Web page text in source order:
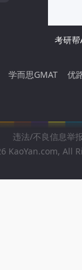
考研帮
学而思GMAT 优
违法/不良信息举
KaoYan.com, All